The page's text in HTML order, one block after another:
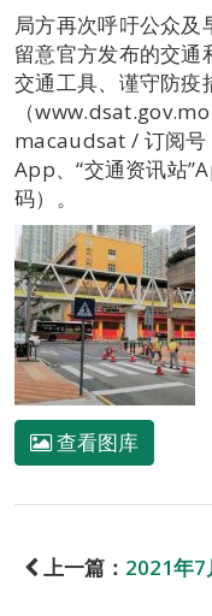
局方再次呼吁公众及
留意官方发布的交通
交通工具、谨守防疫
（
macaudsat / 订阅号
App、“交通资讯站
码）。
查看图库
上一篇： 2021年7